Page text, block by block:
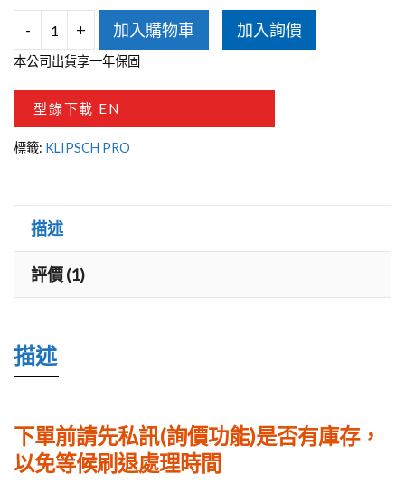
-
KLIPSCH
PRO-
180RPW
崁
入
支
+ 加入購物車 加入詢價
本公司出貨享一年保固
型錄下載 EN
標籤: KLIPSCH PRO
描述
評價 (1)
描述
下單前請先私訊(詢價功能)是否有庫存，
以免等候刷退處理時間